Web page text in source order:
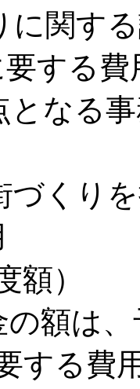
関する
する費
なる事
くりを
額）
額は、
する費